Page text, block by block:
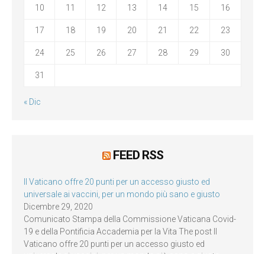
10 11 12 13 14 15 16
17 18 19 20 21 22 23
24 25 26 27 28 29 30
31
« Dic
FEED RSS
Il Vaticano offre 20 punti per un accesso giusto ed
universale ai vaccini, per un mondo più sano e giusto
Dicembre 29, 2020
Comunicato Stampa della Commissione Vaticana Covid-
19 e della Pontificia Accademia per la Vita The post Il
Vaticano offre 20 punti per un accesso giusto ed